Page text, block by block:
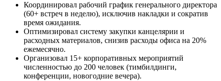
Координировал рабочий график генерального директора
(60+ встреч в неделю), исключив накладки и сократив
время ожидания.
Оптимизировал систему закупки канцелярии и
расходных материалов, снизив расходы офиса на 20%
ежемесячно.
Организовал 15+ корпоративных мероприятий
численностью до 200 человек (тимбилдинги,
конференции, новогодние вечера).